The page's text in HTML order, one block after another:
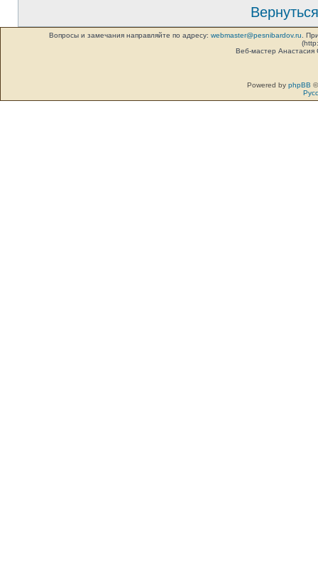
Вопросы и замечания направляйте по адресу: webmaster@pesnibardov.ru .
Веб-мастер
Powered by phpBB